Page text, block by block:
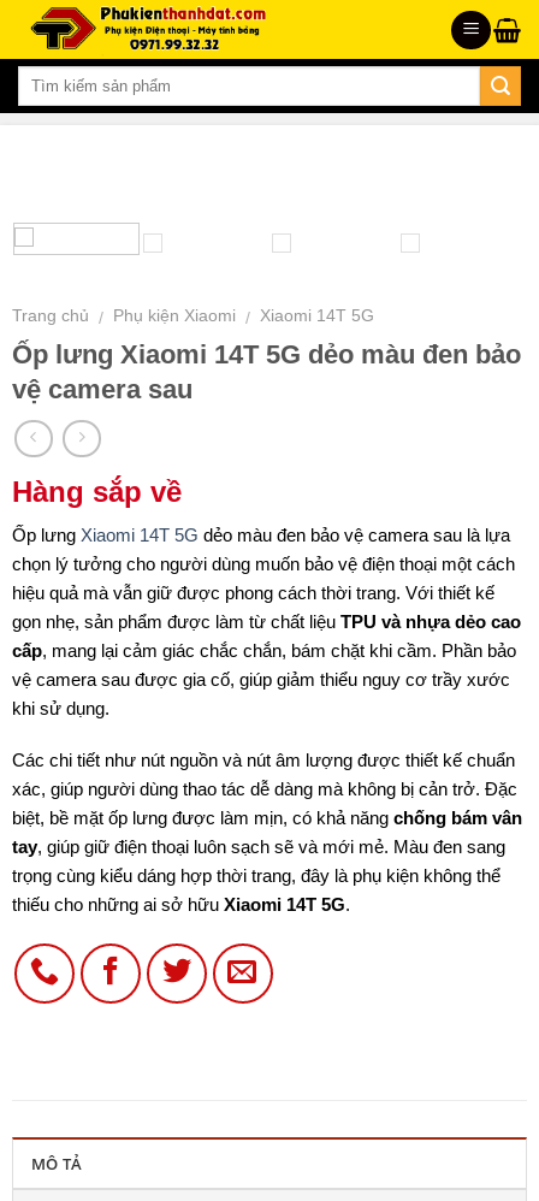
content
Trang chủ / Phụ kiện Xiaomi / Xiaomi 14T 5G
Ốp lưng Xiaomi 14T 5G dẻo màu đen bảo
vệ camera sau
Hàng sắp về
Ốp lưng Xiaomi 14T 5G dẻo màu đen bảo vệ camera sau là lựa
chọn lý tưởng cho người dùng muốn bảo vệ điện thoại một cách
hiệu quả mà vẫn giữ được phong cách thời trang. Với thiết kế
gọn nhẹ, sản phẩm được làm từ chất liệu TPU và nhựa dẻo cao
cấp, mang lại cảm giác chắc chắn, bám chặt khi cầm. Phần bảo
vệ camera sau được gia cố, giúp giảm thiểu nguy cơ trầy xước
khi sử dụng.
Các chi tiết như nút nguồn và nút âm lượng được thiết kế chuẩn
xác, giúp người dùng thao tác dễ dàng mà không bị cản trở. Đặc
biệt, bề mặt ốp lưng được làm mịn, có khả năng chống bám vân
tay, giúp giữ điện thoại luôn sạch sẽ và mới mẻ. Màu đen sang
trọng cùng kiểu dáng hợp thời trang, đây là phụ kiện không thể
thiếu cho những ai sở hữu Xiaomi 14T 5G.
MÔ TẢ